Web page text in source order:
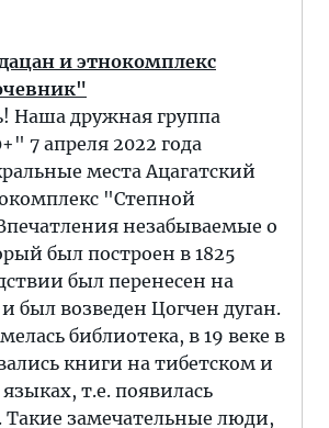
и этнокомплекс
Наша дружная группа
7 апреля 2022 года
места Ацагатский
"Степной
незабываемые о
был построен в 1825
был перенесен на
был возведен Цогчен дуган.
библиотека, в 19 веке в
книги на тибетском и
т.е. появилась
замечательные люди,